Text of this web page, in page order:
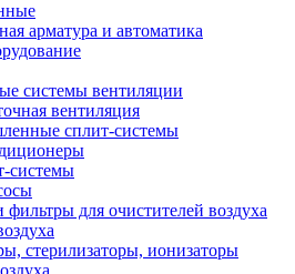
арматура и автоматика
системы вентиляции
вентиляция
сплит-системы
системы
фильтры для очистителей воздуха
стерилизаторы, ионизаторы